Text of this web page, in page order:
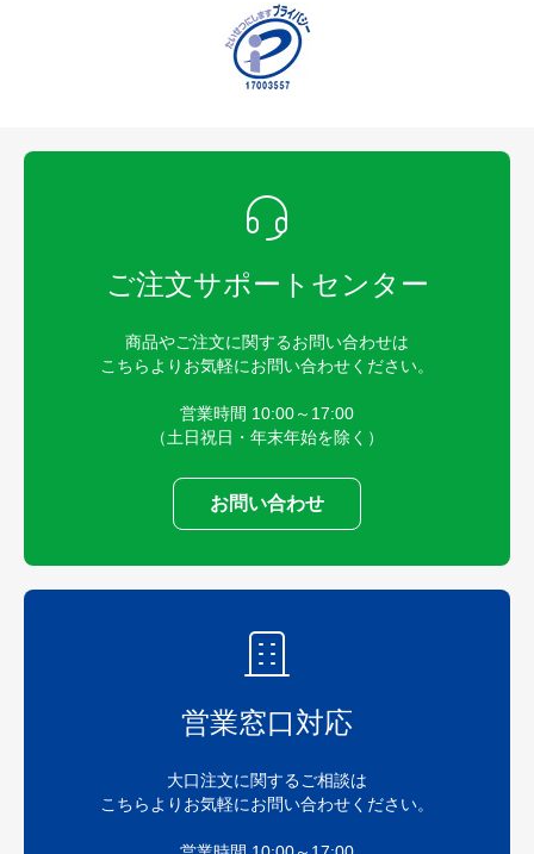
ご注文サポートセンター
商品やご注文に関するお問い合わせは
こちらよりお気軽にお問い合わせください。
営業時間 10:00～17:00
（土日祝日・年末年始を除く）
お問い合わせ
営業窓口対応
大口注文に関するご相談は
こちらよりお気軽にお問い合わせください。